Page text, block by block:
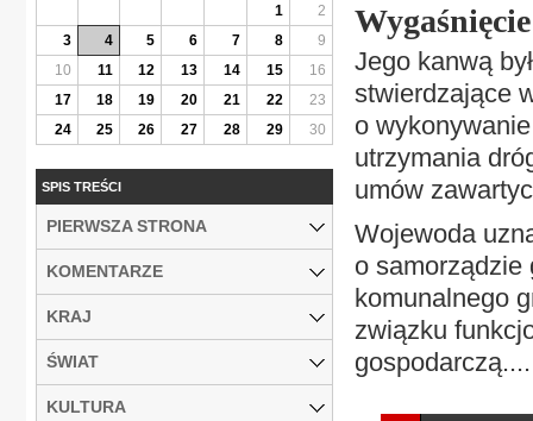
Jego kanwą
stwierdzające
o
utrzymania
umów
Wojewoda
o samorządzie
komunalnego
związku
gospodarczą....
1
2
3
4 5 6 7 8
9
10
11 12 13 14 15
16
17
18 19 20 21 22
23
24
25 26 27 28 29 30
SPIS TREŚCI
PIERWSZA STRONA
KOMENTARZE
KRAJ
ŚWIAT
KULTURA